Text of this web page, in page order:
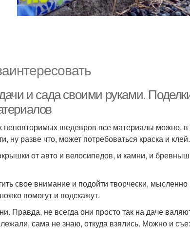
и сада своими руками.
неповторимых шедевров все материалы можно,
ну разве что, может потребоваться краска и клей.
от авто и велосипедов, и камни, и
свое внимание и подойти творчески,
помогут и подскажут.
Правда, не всегда они просто так на даче
сама не знаю, откуда взялись. Можно и